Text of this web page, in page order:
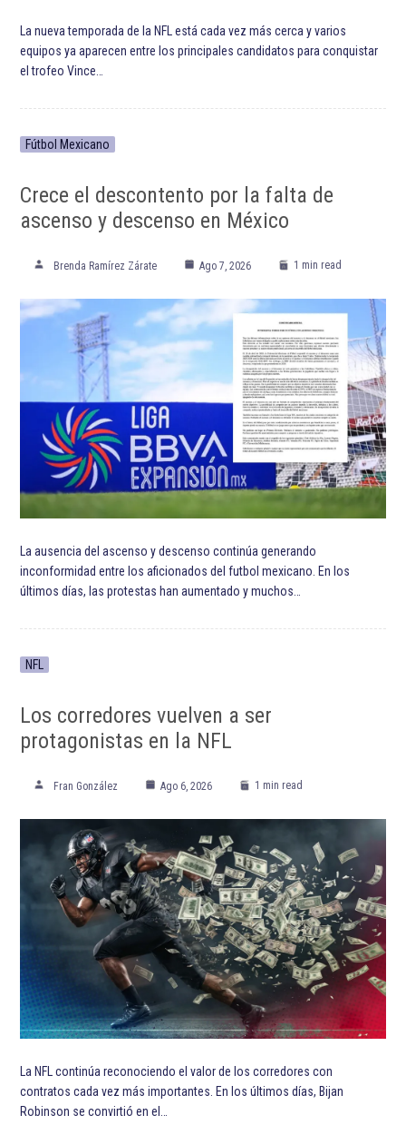
La nueva temporada de la NFL está cada vez más cerca y varios
equipos ya aparecen entre los principales candidatos para conquistar
el trofeo Vince…
Fútbol Mexicano
Crece el descontento por la falta de
ascenso y descenso en México
Brenda Ramírez Zárate Ago 7, 2026 1 min read
La ausencia del ascenso y descenso continúa generando
inconformidad entre los aficionados del futbol mexicano. En los
últimos días, las protestas han aumentado y muchos…
NFL
Los corredores vuelven a ser
protagonistas en la NFL
Fran González Ago 6, 2026 1 min read
La NFL continúa reconociendo el valor de los corredores con
contratos cada vez más importantes. En los últimos días, Bijan
Robinson se convirtió en el…